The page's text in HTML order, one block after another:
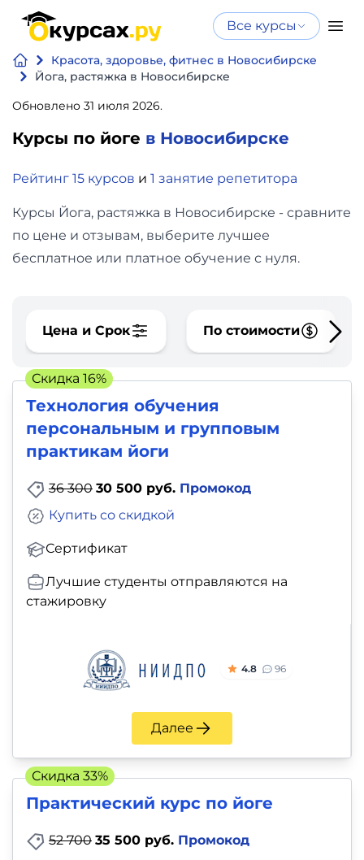
Все курсы
Красота, здоровье, фитнес в Новосибирске
Йога, растяжка в Новосибирске
Обновлено 31 июля 2026.
Курсы по йоге в Новосибирске
Рейтинг 15 курсов и 1 занятие репетитора
Курсы Йога, растяжка в Новосибирске - сравните
по цене и отзывам, выберите лучшее
бесплатное или платное обучение с нуля.
Цена и Срок По стоимости
Технология обучения
персональным и групповым
практикам йоги
36 300 30 500 руб. Промокод
Сертификат
Купить со скидкой
Лучшие студенты отправляются на
стажировку
4.8 96
Далее
Скидка 16%
Практический курс по йоге
52 700 35 500 руб. Промокод
Скидка 33%
Нейросеть
и ИИ
и
финансы
Дизайн
Видео,
фото,
аудио
Маркетинг
Иностранный
язык
Для
детей
Красота,
фитнес
Психология
саморазвитие
Прочее
Репетиторы
Нейросеть и ИИ
интеллекту
Бесплатно